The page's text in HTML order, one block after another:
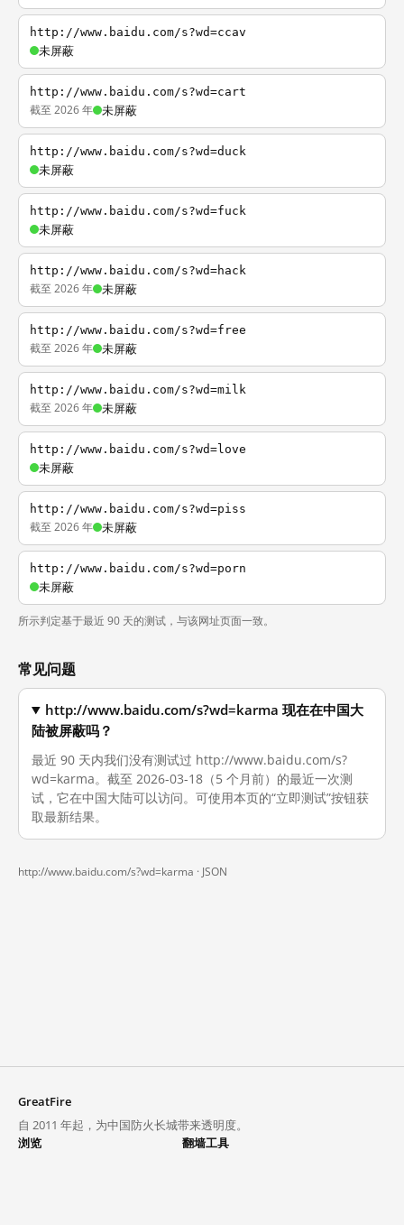
http://www.baidu.com/s?wd=ccav
未屏蔽
http://www.baidu.com/s?wd=cart
截至 2026 年 未屏蔽
http://www.baidu.com/s?wd=duck
未屏蔽
http://www.baidu.com/s?wd=fuck
未屏蔽
http://www.baidu.com/s?wd=hack
截至 2026 年 未屏蔽
http://www.baidu.com/s?wd=free
截至 2026 年 未屏蔽
http://www.baidu.com/s?wd=milk
截至 2026 年 未屏蔽
http://www.baidu.com/s?wd=love
未屏蔽
http://www.baidu.com/s?wd=piss
截至 2026 年 未屏蔽
http://www.baidu.com/s?wd=porn
未屏蔽
所示判定基于最近 90 天的测试，与该网址页面一致。
常见问题
http://www.baidu.com/s?wd=karma 现在在中国大
陆被屏蔽吗？
最近 90 天内我们没有测试过 http://www.baidu.com/s?
wd=karma。截至 2026-03-18（5 个月前）的最近一次测
试，它在中国大陆可以访问。可使用本页的“立即测试”按钮获
取最新结果。
http://www.baidu.com/s?wd=karma · JSON
GreatFire
自 2011 年起，为中国防火长城带来透明度。
浏览
翻墙工具